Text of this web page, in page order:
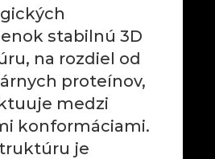
stabilnú 3D
na rozdiel od
proteínov,
medzi
konformáciami.
je